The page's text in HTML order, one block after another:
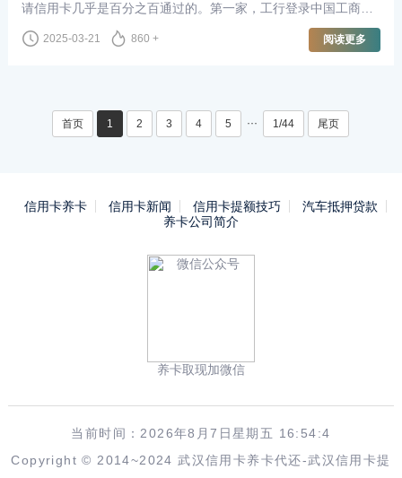
请信用卡几乎是百分之百通过的。第一家，工行登录中国工商银
行，然后点击信用卡，然后再点击申请信用卡，上面呢就会显示
你的预审批额度了，也会有推荐的卡···
2025-03-21 860 + 阅读更多
首页 1 2 3 4 5 ··· 1/44 尾页
信用卡养卡 信用卡新闻 信用卡提额技巧
汽车抵押贷款
养卡公司简介
养卡取现加微信
当前时间：2026年8月7日星期五 16:54:4
Copyright © 2014~2024 武汉信用卡养卡代还-武汉信用卡提